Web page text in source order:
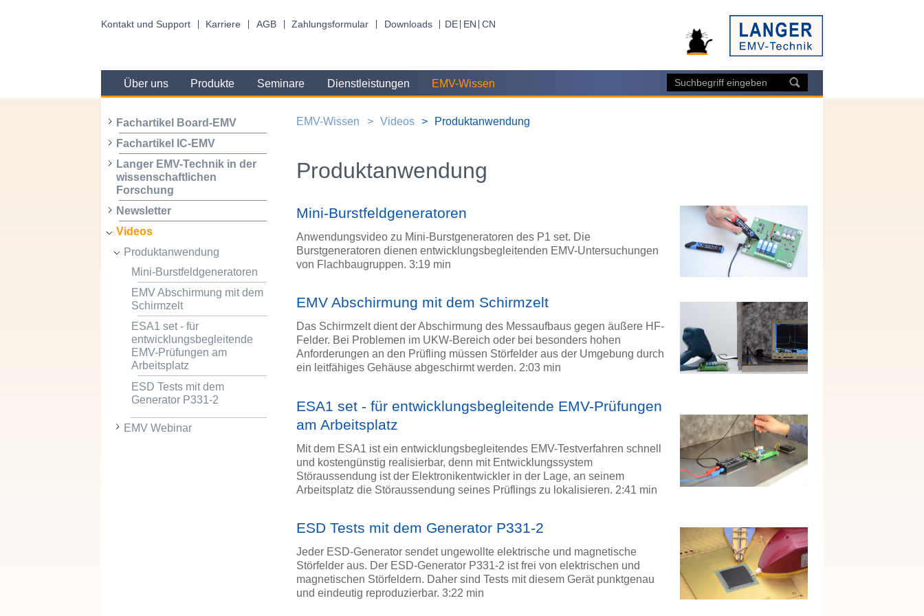
Kontakt und Support Karriere AGB Zahlungsformular Downloads DE EN CN
Über uns Produkte Seminare Dienstleistungen EMV-Wissen
Fachartikel Board-EMV
Fachartikel IC-EMV
Langer EMV-Technik in der
wissenschaftlichen
Forschung
Newsletter
Videos
Produktanwendung
Mini-Burstfeldgeneratoren
EMV Abschirmung mit dem
Schirmzelt
ESA1 set - für
entwicklungsbegleitende
EMV-Prüfungen am
Arbeitsplatz
ESD Tests mit dem
Generator P331-2
EMV Webinar
EMV-Wissen Videos Produktanwendung
Produktanwendung
Mini-Burstfeldgeneratoren
Anwendungsvideo zu Mini-Burstgeneratoren des P1 set. Die
Burstgeneratoren dienen entwicklungsbegleitenden EMV-Untersuchungen
von Flachbaugruppen. 3:19 min
EMV Abschirmung mit dem Schirmzelt
Das Schirmzelt dient der Abschirmung des Messaufbaus gegen äußere HF-
Felder. Bei Problemen im UKW-Bereich oder bei besonders hohen
Anforderungen an den Prüfling müssen Störfelder aus der Umgebung durch
ein leitfähiges Gehäuse abgeschirmt werden. 2:03 min
ESA1 set - für entwicklungsbegleitende EMV-Prüfungen
am Arbeitsplatz
Mit dem ESA1 ist ein entwicklungsbegleitendes EMV-Testverfahren schnell
und kostengünstig realisierbar, denn mit Entwicklungssystem
Störaussendung ist der Elektronikentwickler in der Lage, an seinem
Arbeitsplatz die Störaussendung seines Prüflings zu lokalisieren. 2:41 min
ESD Tests mit dem Generator P331-2
Jeder ESD-Generator sendet ungewollte elektrische und magnetische
Störfelder aus. Der ESD-Generator P331-2 ist frei von elektrischen und
magnetischen Störfeldern. Daher sind Tests mit diesem Gerät punktgenau
und eindeutig reproduzierbar. 3:22 min